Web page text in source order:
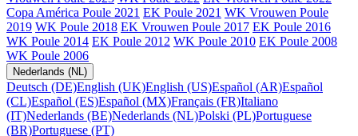
Copa América Poule 2021 EK Poule 2021 WK Vrouwen Poule
2019 WK Poule 2018 EK Vrouwen Poule 2017 EK Poule 2016
WK Poule 2014 EK Poule 2012 WK Poule 2010 EK Poule 2008
WK Poule 2006
Nederlands (NL)
Deutsch (DE)English (UK)English (US)Español (AR)Español
(CL)Español (ES)Español (MX)Français (FR)Italiano
(IT)Nederlands (BE)Nederlands (NL)Polski (PL)Portuguese
(BR)Portuguese (PT)